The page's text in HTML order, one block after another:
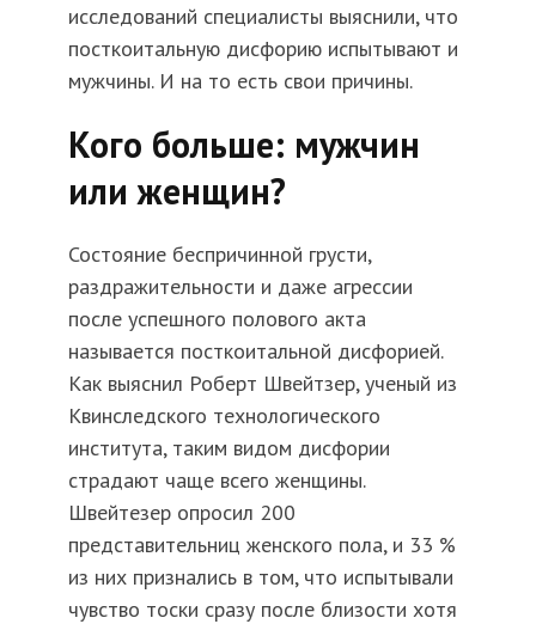
исследований специалисты выяснили, что
посткоитальную дисфорию испытывают и
мужчины. И на то есть свои причины.
Кого больше: мужчин
или женщин?
Состояние беспричинной грусти,
раздражительности и даже агрессии
после успешного полового акта
называется посткоитальной дисфорией.
Как выяснил Роберт Швейтзер, ученый из
Квинследского технологического
института, таким видом дисфории
страдают чаще всего женщины.
Швейтезер опросил 200
представительниц женского пола, и 33 %
из них признались в том, что испытывали
чувство тоски сразу после близости хотя